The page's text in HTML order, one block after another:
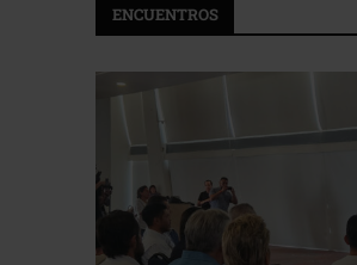
ENCUENTROS